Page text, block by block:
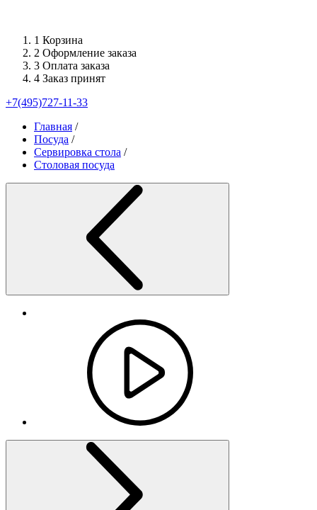
1 Корзина
2 Оформление заказа
3 Оплата заказа
4 Заказ принят
+7(495)727-11-33
Главная /
Посуда /
Сервировка стола /
Столовая посуда